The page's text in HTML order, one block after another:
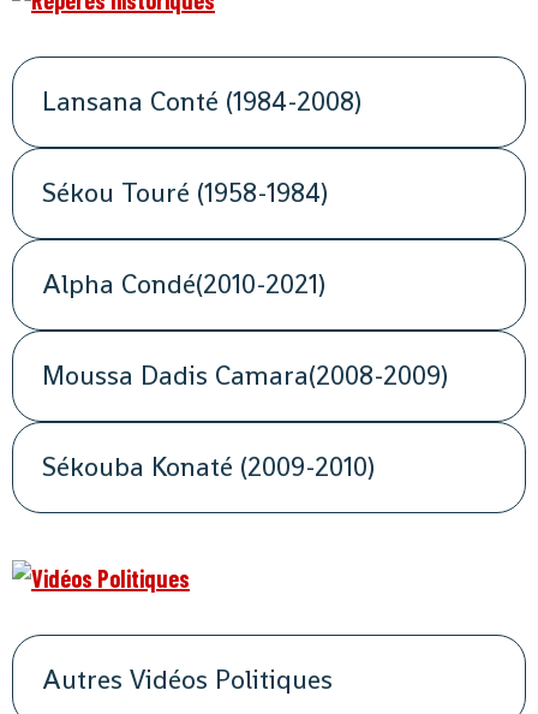
Lansana Conté (1984-2008)
Sékou Touré (1958-1984)
Alpha Condé(2010-2021)
Moussa Dadis Camara(2008-2009)
Sékouba Konaté (2009-2010)
Autres Vidéos Politiques